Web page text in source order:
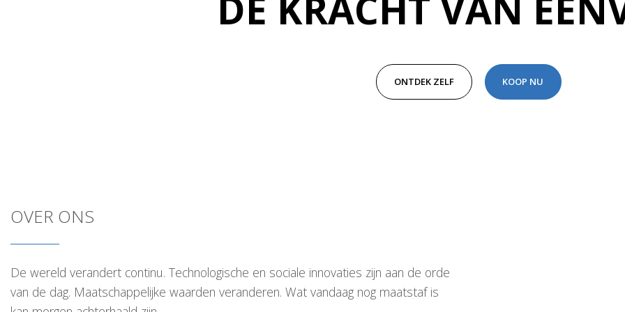
ONTDEK ZELF KOOP NU
OVER ONS
De wereld verandert continu. Technologische en sociale innovaties zijn aan de orde
van de dag. Maatschappelijke waarden veranderen. Wat vandaag nog maatstaf is